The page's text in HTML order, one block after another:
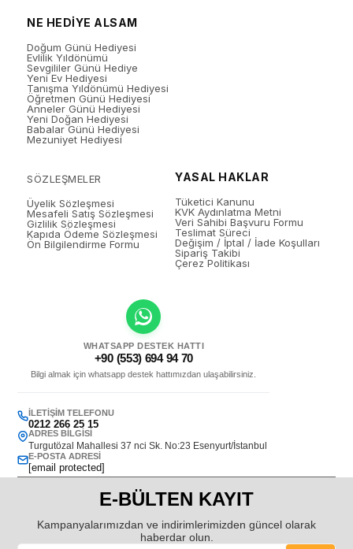
NE HEDİYE ALSAM
Doğum Günü Hediyesi
Evlilik Yıldönümü
Sevgililer Günü Hediye
Yeni Ev Hediyesi
Tanışma Yıldönümü Hediyesi
Öğretmen Günü Hediyesi
Anneler Günü Hediyesi
Yeni Doğan Hediyesi
Babalar Günü Hediyesi
Mezuniyet Hediyesi
SÖZLEŞMELER
Üyelik Sözleşmesi
Mesafeli Satış Sözleşmesi
Gizlilik Sözleşmesi
Kapıda Ödeme Sözleşmesi
Ön Bilgilendirme Formu
YASAL HAKLAR
Tüketici Kanunu
KVK Aydınlatma Metni
Veri Sahibi Başvuru Formu
Teslimat Süreci
Değişim / İptal / İade Koşulları
Sipariş Takibi
Çerez Politikası
WHATSAPP DESTEK HATTI
+90 (553) 694 94 70
Bilgi almak için whatsapp destek hattımızdan ulaşabilirsiniz.
İLETIŞIM TELEFONU
0212 266 25 15
ADRES BILGISI
Turgutözal Mahallesi 37 nci Sk. No:23 Esenyurt/İstanbul
E-POSTA ADRESI
[email protected]
E-BÜLTEN KAYIT
Kampanyalarımızdan ve indirimlerimizden güncel olarak
haberdar olun.